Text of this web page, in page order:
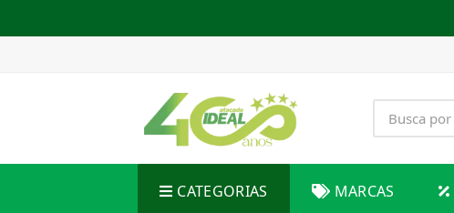
CATEGORIAS MARCAS